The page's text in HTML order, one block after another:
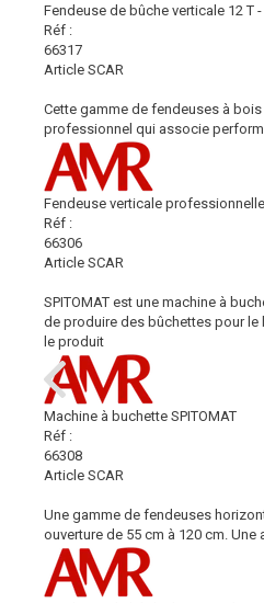
Fendeuse de bûche verticale 12 T -
Réf :
66317
Article SCAR
Cette gamme de fendeuses à
professionnel qui associe
Fendeuse verticale professionnelle
Réf :
66306
Article SCAR
SPITOMAT est une machine à
de produire des bûchettes pour le
le produit
Machine à buchette SPITOMAT
Réf :
66308
Article SCAR
Une gamme de fendeuses
ouverture de 55 cm à 120 cm. Une